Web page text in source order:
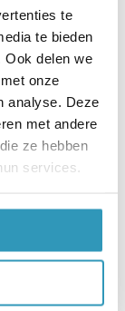
te
te bieden
Ook delen we
onze
analyse. Deze
met andere
ze hebben
services.
| Zwart | 6mm